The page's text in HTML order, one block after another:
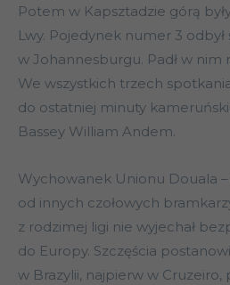
Potem w Kapsztadzie górą
Lwy. Pojedynek numer 3 odbył
w Johannesburgu. Padł w nim
We wszystkich trzech
do ostatniej minuty
Bassey William Andem.
Wychowanek Unionu Douala
od innych czołowych
z rodzimej ligi nie wyjechał
do Europy. Szczęścia
w Brazylii, najpierw w Cruzeiro,